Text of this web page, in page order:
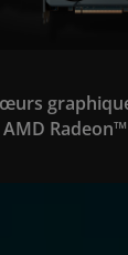
AMD Radeon™